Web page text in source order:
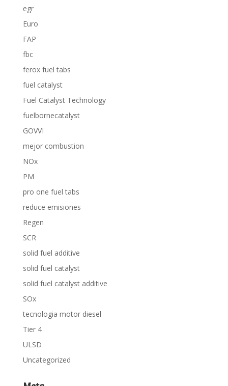
egr
Euro
FAP
fbc
ferox fuel tabs
fuel catalyst
Fuel Catalyst Technology
fuelbornecatalyst
GOVVI
mejor combustion
NOx
PM
pro one fuel tabs
reduce emisiones
Regen
SCR
solid fuel additive
solid fuel catalyst
solid fuel catalyst additive
SOx
tecnologia motor diesel
Tier 4
ULSD
Uncategorized